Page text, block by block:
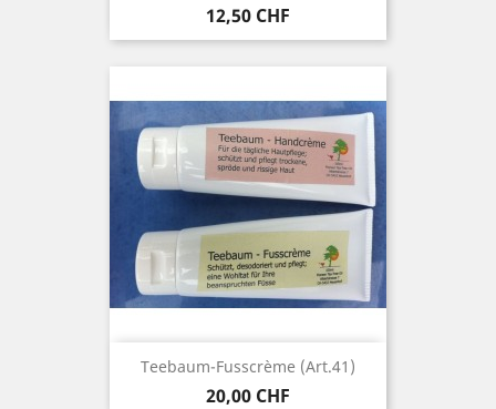
Preis
12,50 CHF
Teebaum-Fusscrème (Art.41)
Preis
20,00 CHF